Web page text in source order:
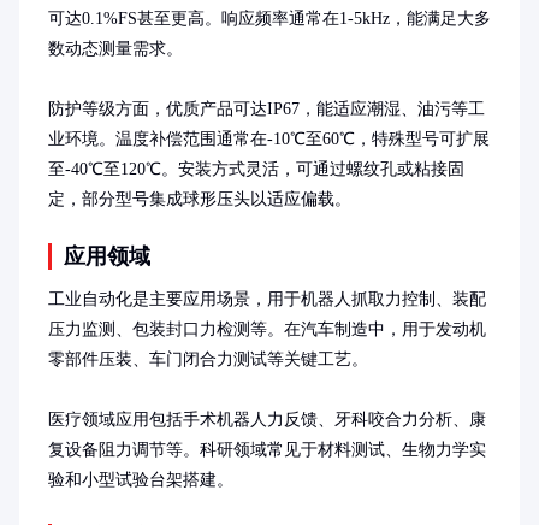
可达0.1%FS甚至更高。响应频率通常在1-5kHz，能满足大多
数动态测量需求。
防护等级方面，优质产品可达IP67，能适应潮湿、油污等工
业环境。温度补偿范围通常在-10℃至60℃，特殊型号可扩展
至-40℃至120℃。安装方式灵活，可通过螺纹孔或粘接固
定，部分型号集成球形压头以适应偏载。
应用领域
工业自动化是主要应用场景，用于机器人抓取力控制、装配
压力监测、包装封口力检测等。在汽车制造中，用于发动机
零部件压装、车门闭合力测试等关键工艺。
医疗领域应用包括手术机器人力反馈、牙科咬合力分析、康
复设备阻力调节等。科研领域常见于材料测试、生物力学实
验和小型试验台架搭建。